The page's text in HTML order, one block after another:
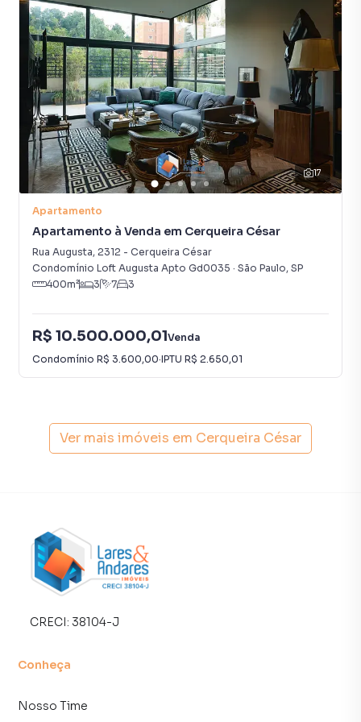
visitantes.
A localização é excelente! Na parte plana do Jardim
América, n um ponto do bairro onde a acessibilidade para
as grandes vias é muito rápida, fácil e por ter muitas
opções de serviços, transportes e lazer -os melhores
restaurantes, bares, sorveterias e cafés estão aqui - onde
temos o conceito de "cidade em 15 minutos"
O prédio tem classe e o apartamento é para quem quer
conforto.
Morar bem é uma escolha! Faça desta a sua.
*As informações e segurança deste anúncio são de
responsabilidade exclusiva do proprietário do imóvel
oferecido o qual responderá por todos e qualquer
inconsistência ou omissão de informação quanto a sua
característica, seu estado, extensão e demais informações
que venham a ocasionar prejuízos a terceiros, ficando a
IPTUs.
procurava ou deseja mais informações sobre
Apartamento em São Paulo? Entre em contato com nossa
apartamentos, casas residenciais e comerciais, sobrados,
terrenos, lojas e barracões para venda ou locação, além de
empreendimentos em construção ou lançamentos na
planta em Cerqueira César e em outras regiões de São
encontrar o imóvel que mais combina com seu estilo de
Negocie seu imóvel de forma totalmente online, com
você consegue comprar ou alugar um imóvel em São Paulo
17
Apartamento
Apartamento à Venda em Cerqueira César
Rua Augusta, 2312 - Cerqueira César
Condomínio Loft Augusta Apto Gd0035 · São Paulo, SP
400m² 3 7 3
R$ 10.500.000,01Venda
Condomínio R$ 3.600,00·IPTU R$ 2.650,01
Ver mais imóveis em Cerqueira César
CRECI: 38104-J
Conheça
Nosso Time